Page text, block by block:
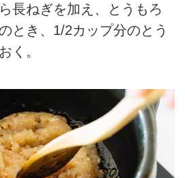
長ねぎを加え、とうもろ
とき、1/2カップ分のとう
く。